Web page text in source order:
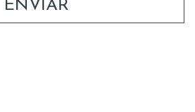
ENVIAR